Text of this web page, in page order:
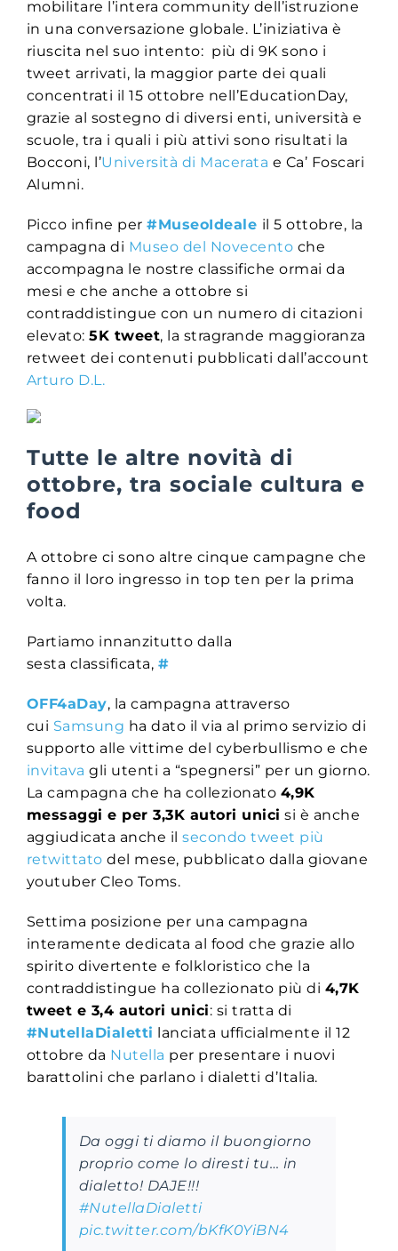
mobilitare l’intera community dell’istruzione
in una conversazione globale. L’iniziativa è
riuscita nel suo intento: più di 9K sono i
tweet arrivati, la maggior parte dei quali
concentrati il 15 ottobre nell’EducationDay,
grazie al sostegno di diversi enti, università e
scuole, tra i quali i più attivi sono risultati la
Bocconi, l’Università di Macerata e Ca’ Foscari
Alumni.
Picco infine per#MuseoIdeale il 5 ottobre, la
campagna di Museo del Novecento che
accompagna le nostre classifiche ormai da
mesi e che anche a ottobre si
contraddistingue con un numero di citazioni
elevato:5K tweet, la stragrande maggioranza
retweet dei contenuti pubblicati dall’account
Arturo D.L.
Tutte le altre novità di
ottobre, tra sociale cultura e
food
A ottobre ci sono altre cinque campagne che
fanno il loro ingresso in top ten per la prima
volta.
Partiamo innanzitutto dalla
sesta classificata, #
OFF4aDay, la campagna attraverso
cui Samsung ha dato il via al primo servizio di
supporto alle vittime del cyberbullismo e che
invitava gli utenti a “spegnersi” per un giorno.
La campagna che ha collezionato 4,9K
messaggi e per 3,3K autori unici si è anche
aggiudicata anche ilsecondo tweet più
retwittato del mese, pubblicato dalla giovane
youtuber Cleo Toms.
Settima posizione per una campagna
interamente dedicata al food che grazie allo
spirito divertente e folkloristico che la
contraddistingue ha collezionato più di 4,7K
tweet e 3,4 autori unici: si tratta di
#NutellaDialetti lanciata ufficialmente il 12
ottobre da Nutella per presentare i nuovi
barattolini che parlano i dialetti d’Italia.
Da oggi ti diamo il buongiorno
proprio come lo diresti tu… in
dialetto! DAJE!!!
#NutellaDialetti
pic.twitter.com/bKfK0YiBN4